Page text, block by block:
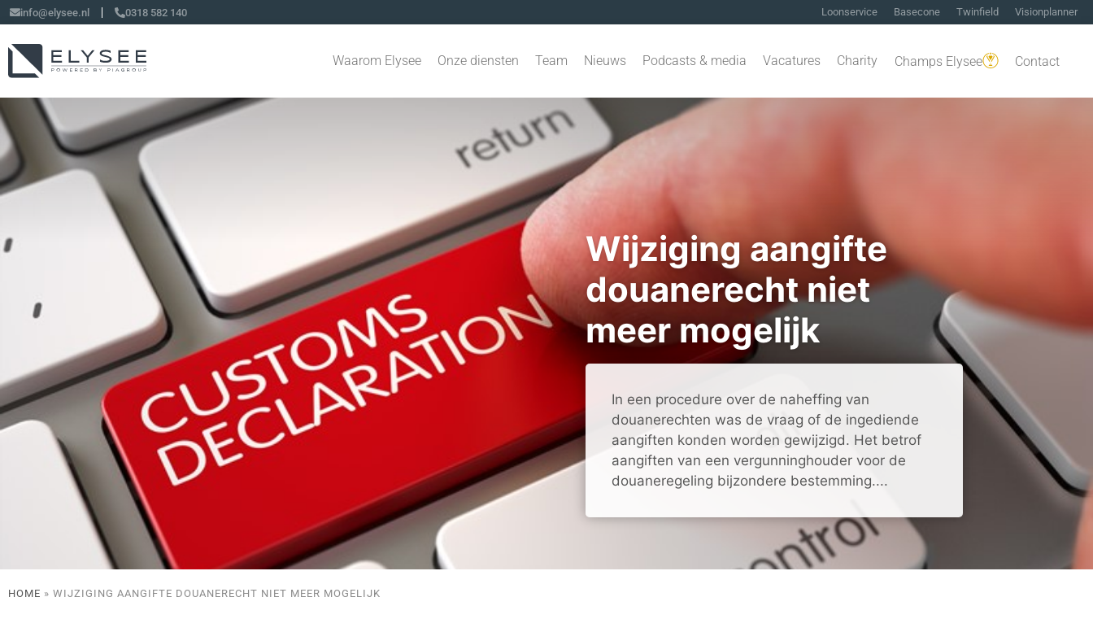
info@elysee.nl 0318 582 140 Loonservice Basecone Twinfield Visionplanner
Waarom Elysee Onze diensten Team Nieuws Podcasts & media Vacatures Charity Champs Elysee Contact
Wijziging aangifte
douanerecht niet
meer mogelijk
In een procedure over de naheffing van
douanerechten was de vraag of de ingediende
aangiften konden worden gewijzigd. Het betrof
aangiften van een vergunninghouder voor de
douaneregeling bijzondere bestemming....
HOME » WIJZIGING AANGIFTE DOUANERECHT NIET MEER MOGELIJK